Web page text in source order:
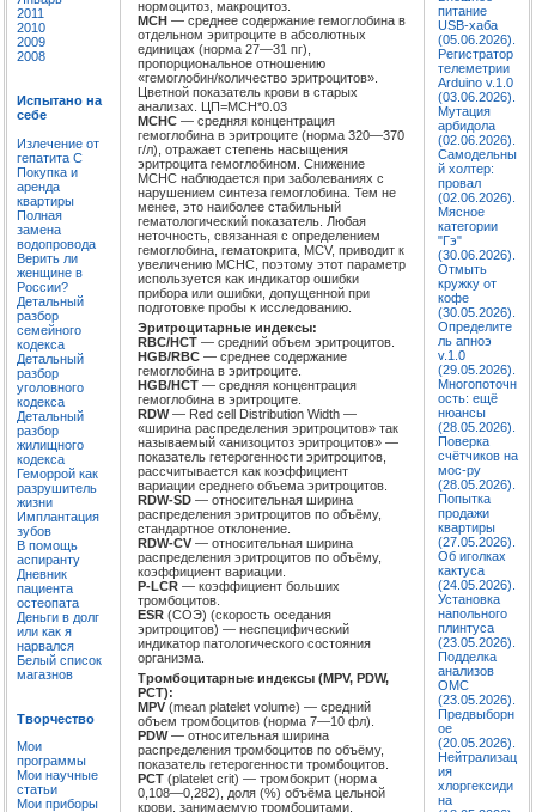
2011
2010
2009
2008
Испытано на
себе
Излечение от
гепатита C
Покупка и
аренда
квартиры
Полная
замена
водопровода
Верить ли
женщине в
России?
Детальный
разбор
семейного
кодекса
Детальный
разбор
уголовного
кодекса
Детальный
разбор
жилищного
кодекса
Геморрой как
разрушитель
жизни
Имплантация
зубов
В помощь
аспиранту
Дневник
пациента
остеопата
Деньги в долг
или как я
нарвался
Белый список
магазнов
Творчество
Мои
программы
Мои научные
статьи
Мои приборы
нормоцитоз, макроцитоз.
MCH — среднее содержание гемоглобина в
отдельном эритроците в абсолютных
единицах (норма 27—31 пг),
пропорциональное отношению
«гемоглобин/количество эритроцитов».
Цветной показатель крови в старых
анализах. ЦП=MCH*0.03
MCHC — средняя концентрация
гемоглобина в эритроците (норма 320—370
г/л), отражает степень насыщения
эритроцита гемоглобином. Снижение
MCHC наблюдается при заболеваниях с
нарушением синтеза гемоглобина. Тем не
менее, это наиболее стабильный
гематологический показатель. Любая
неточность, связанная с определением
гемоглобина, гематокрита, MCV, приводит к
увеличению MCHC, поэтому этот параметр
используется как индикатор ошибки
прибора или ошибки, допущенной при
подготовке пробы к исследованию.
Эритроцитарные индексы:
RBC/HCT — средний объем эритроцитов.
HGB/RBC — среднее содержание
гемоглобина в эритроците.
HGB/HCT — средняя концентрация
гемоглобина в эритроците.
RDW— Red cell Distribution Width —
«ширина распределения эритроцитов» так
называемый «анизоцитоз эритроцитов» —
показатель гетерогенности эритроцитов,
рассчитывается как коэффициент
вариации среднего объема эритроцитов.
RDW-SD — относительная ширина
распределения эритроцитов по объёму,
стандартное отклонение.
RDW-CV — относительная ширина
распределения эритроцитов по объёму,
коэффициент вариации.
P-LCR — коэффициент больших
тромбоцитов.
ESR (СОЭ) (скорость оседания
эритроцитов) — неспецифический
индикатор патологического состояния
организма.
Тромбоцитарные индексы (MPV, PDW,
PCT):
MPV (mean platelet volume) — средний
объем тромбоцитов (норма 7—10 фл).
PDW— относительная ширина
распределения тромбоцитов по объёму,
показатель гетерогенности тромбоцитов.
PCT (platelet crit) — тромбокрит (норма
0,108—0,282), доля (%) объёма цельной
крови, занимаемую тромбоцитами.
питание
USB-хаба
(05.06.2026).
Регистратор
телеметрии
Arduino v.1.0
(03.06.2026).
Мутация
арбидола
(02.06.2026).
Самодельны
й холтер:
провал
(02.06.2026).
Мясное
категории
"Гэ"
(30.06.2026).
Отмыть
кружку от
кофе
(30.05.2026).
Определите
ль апноэ
v.1.0
(29.05.2026).
Многопоточн
ость: ещё
нюансы
(28.05.2026).
Поверка
счётчиков на
мос-ру
(28.05.2026).
Попытка
продажи
квартиры
(27.05.2026).
Об иголках
кактуса
(24.05.2026).
Установка
напольного
плинтуса
(23.05.2026).
Подделка
анализов
ОМС
(23.05.2026).
Предвыборн
ое
(20.05.2026).
Нейтрализац
ия
хлоргексиди
на